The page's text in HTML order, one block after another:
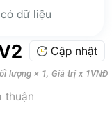
dữ liệu
Cập nhật
lượng × 1, Giá trị x 1VNĐ
thuận